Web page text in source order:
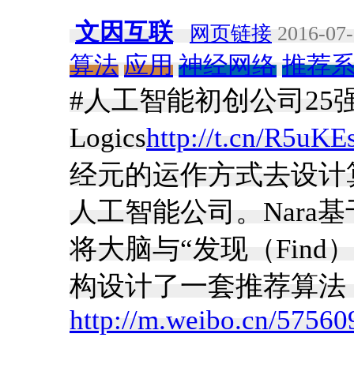
文因互联 网页链接 2016-
算法 应用 神经网络 推荐
#人工智能初创公司25
Logicshttp://t.cn/
经元的运作方式去设
人工智能公司。Nara
将大脑与“发现（Find
构设计了一套推荐算
http://m.weibo.cn/